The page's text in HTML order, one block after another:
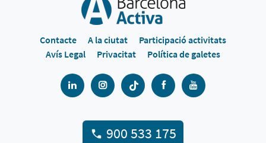
Contacte A la ciutat
Participació activitats
Avís Legal
Privacitat Política de galetes
900 533 175